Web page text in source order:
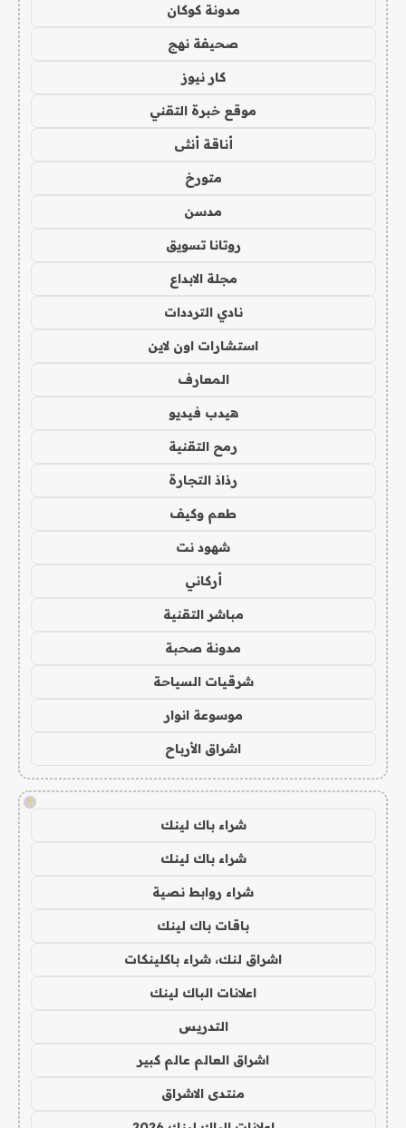
مدونة كوكان
صحيفة نهج
كار نيوز
موقع خبرة التقني
أناقة أنثى
متورخ
مدسن
روتانا تسويق
مجلة الابداع
نادي الترددات
استشارات اون لاين
المعارف
هيدب فيديو
رمح التقنية
رذاذ التجارة
طعم وكيف
شهود نت
أركاني
مباشر التقنية
مدونة صحبة
شرقيات السياحة
موسوعة انوار
اشراق الأرباح
!
شراء باك لينك
شراء باك لينك
شراء روابط نصية
باقات باك لينك
اشراق لنك، شراء باكلينكات
اعلانات الباك لينك
التدريس
اشراق العالم عالم كبير
منتدى الاشراق